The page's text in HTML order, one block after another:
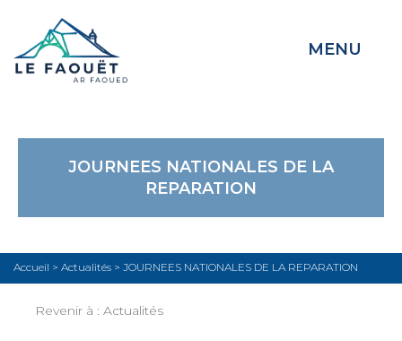
MENU
JOURNEES NATIONALES DE LA
REPARATION
Accueil > Actualités > JOURNEES NATIONALES DE LA REPARATION
Revenir à : Actualités